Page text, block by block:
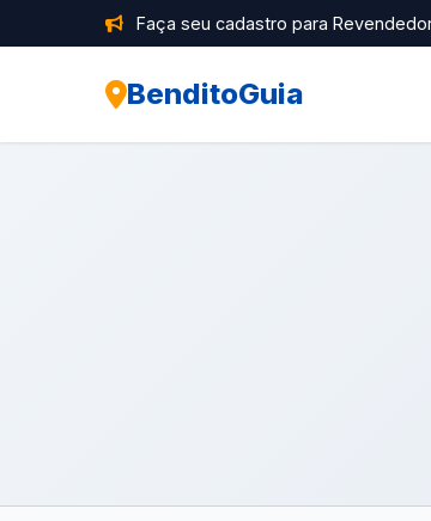
Faça seu cadastro para
BenditoGuia